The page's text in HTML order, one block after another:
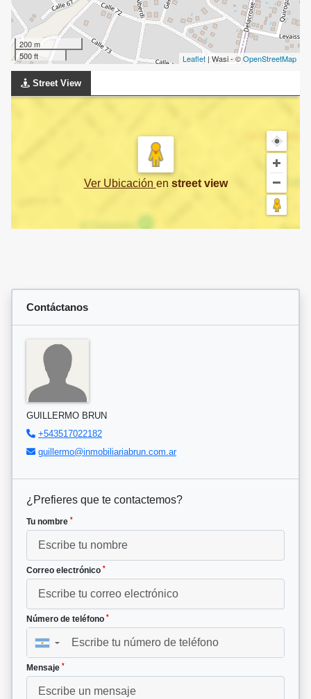
200 m
500 ft
Leaflet | Wasi - ©OpenStreetMap
Street View
Ver Ubicación en street view
Contáctanos
GUILLERMO BRUN
+543517022182
guillermo@inmobiliariabrun.com.ar
¿Prefieres que te contactemos?
Tu nombre *
Correo electrónico *
Número de teléfono *
▼
Mensaje *